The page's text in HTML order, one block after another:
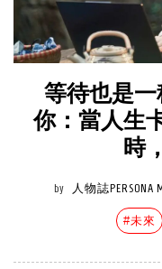
等待也是
你：當人生
時
by 人物誌PERSONA
#未來